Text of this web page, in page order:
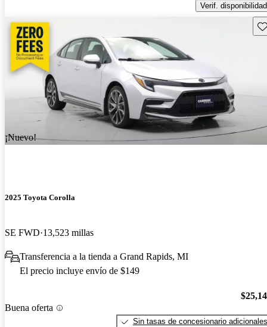
Verif. disponibilidad
¡Nuevo!
2025 Toyota Corolla
SE FWD 13,523 millas
Transferencia a la tienda a Grand Rapids, MI
El precio incluye envío de $149
Buena oferta
Sin tasas de concesionario adicionales